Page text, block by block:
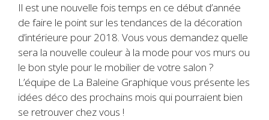
Il est une nouvelle fois temps en ce début d’année
de faire le point sur les tendances de la décoration
d’intérieure pour 2018. Vous vous demandez quelle
sera la nouvelle couleur à la mode pour vos murs ou
le bon style pour le mobilier de votre salon ?
L’équipe de La Baleine Graphique vous présente les
idées déco des prochains mois qui pourraient bien
se retrouver chez vous !